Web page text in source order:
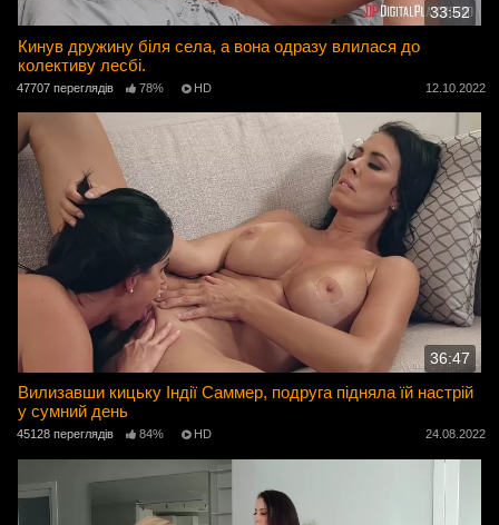
33:52
Кинув дружину біля села, а вона одразу влилася до
колективу лесбі.
47707 переглядів 78% HD 12.10.2022
36:47
Вилизавши кицьку Індії Саммер, подруга підняла їй настрій
у сумний день
45128 переглядів 84% HD 24.08.2022